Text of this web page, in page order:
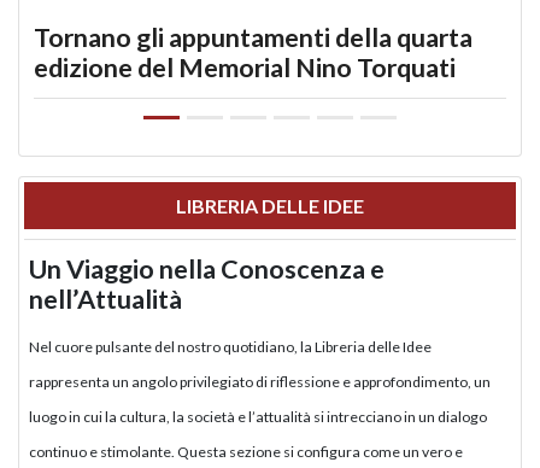
Tornano gli appuntamenti della quarta
edizione del Memorial Nino Torquati
LIBRERIA DELLE IDEE
Un Viaggio nella Conoscenza e
nell’Attualità
Nel cuore pulsante del nostro quotidiano, la Libreria delle Idee
rappresenta un angolo privilegiato di riflessione e approfondimento, un
luogo in cui la cultura, la società e l’attualità si intrecciano in un dialogo
continuo e stimolante. Questa sezione si configura come un vero e